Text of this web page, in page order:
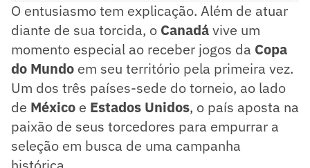
O entusiasmo tem explicação. Além de atuar
diante de sua torcida, o Canadávive um
momento especial ao receber jogos da Copa
do Mundo em seu território pela primeira vez.
Um dos três países-sede do torneio, ao lado
de México e Estados Unidos, o país aposta na
paixão de seus torcedores para empurrar a
seleção em busca de uma campanha